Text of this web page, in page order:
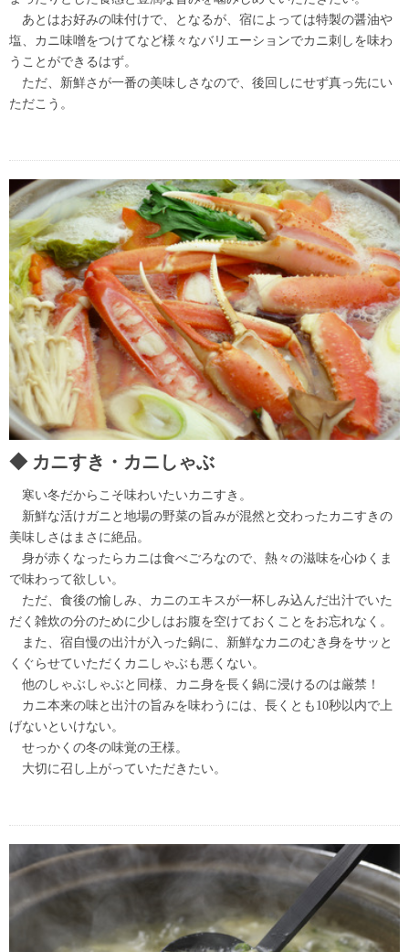
あとはお好みの味付けで、となるが、宿によっては特製の醤油や
塩、カニ味噌をつけてなど様々なバリエーションでカニ刺しを味わ
うことができるはず。
ただ、新鮮さが一番の美味しさなので、後回しにせず真っ先にい
ただこう。
カニすき・カニしゃぶ
寒い冬だからこそ味わいたいカニすき。
新鮮な活けガニと地場の野菜の旨みが混然と交わったカニすきの
美味しさはまさに絶品。
身が赤くなったらカニは食べごろなので、熱々の滋味を心ゆくま
で味わって欲しい。
ただ、食後の愉しみ、カニのエキスが一杯しみ込んだ出汁でいた
だく雑炊の分のために少しはお腹を空けておくことをお忘れなく。
また、宿自慢の出汁が入った鍋に、新鮮なカニのむき身をサッと
くぐらせていただくカニしゃぶも悪くない。
他のしゃぶしゃぶと同様、カニ身を長く鍋に浸けるのは厳禁！
カニ本来の味と出汁の旨みを味わうには、長くとも10秒以内で上
げないといけない。
せっかくの冬の味覚の王様。
大切に召し上がっていただきたい。